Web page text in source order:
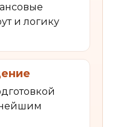
и логику